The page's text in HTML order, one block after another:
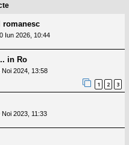
romanesc
Iun 2026, 10:44
in Ro
Noi 2024, 13:58
1 2 3
Noi 2023, 11:33